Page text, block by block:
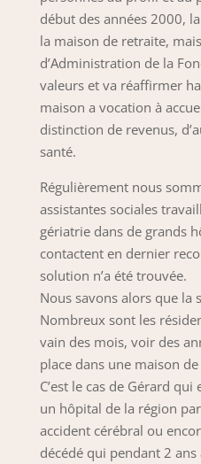
début des années 2000,
la maison de retraite,
d’Administration de la
valeurs et va réaffirmer
maison a vocation à
distinction de revenus,
santé.
Régulièrement nous
assistantes sociales
gériatrie dans de grands
contactent en dernier
solution n’a été trouvée.
Nous savons alors que la
Nombreux sont les
vain des mois, voir des
place dans une maison
C’est le cas de Gérard
un hôpital de la région
accident cérébral ou
décédé qui pendant 2